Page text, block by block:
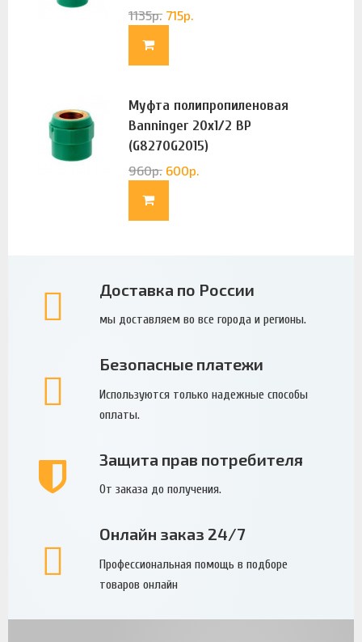
1135р. 715р.
Муфта полипропиленовая
Banninger 20х1/2 ВР
(G8270G2015)
960р. 600р.
Доставка по России
мы доставляем во все города и регионы.
Безопасные платежи
Используются только надежные способы
оплаты.
Защита прав потребителя
От заказа до получения.
Онлайн заказ 24/7
Профессиональная помощь в подборе
товаров онлайн